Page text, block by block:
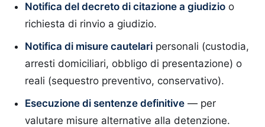
Notifica del decreto di citazione a giudizio o
richiesta di rinvio a giudizio.
Notifica di misure cautelari personali (custodia,
arresti domiciliari, obbligo di presentazione) o
reali (sequestro preventivo, conservativo).
Esecuzione di sentenze definitive — per
valutare misure alternative alla detenzione.